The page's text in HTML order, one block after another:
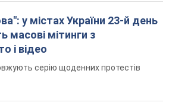
законопроєкт Грема про
що далі
економічні обмеження
т.